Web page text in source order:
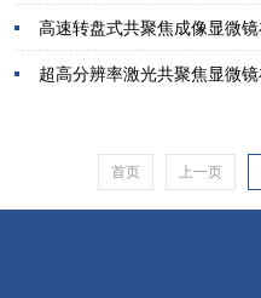
预约系统
超高分辨率激光共聚焦显微
首页 上一页